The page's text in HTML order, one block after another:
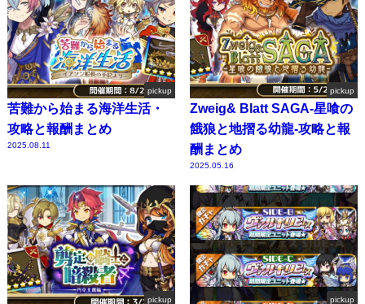
pickup
苦難から始まる海洋生活・
攻略と報酬まとめ
2025.08.11
pickup
Zweig& Blatt SAGA-星喰の
餓狼と地摺る幼龍-攻略と報
酬まとめ
2025.05.16
pickup pickup